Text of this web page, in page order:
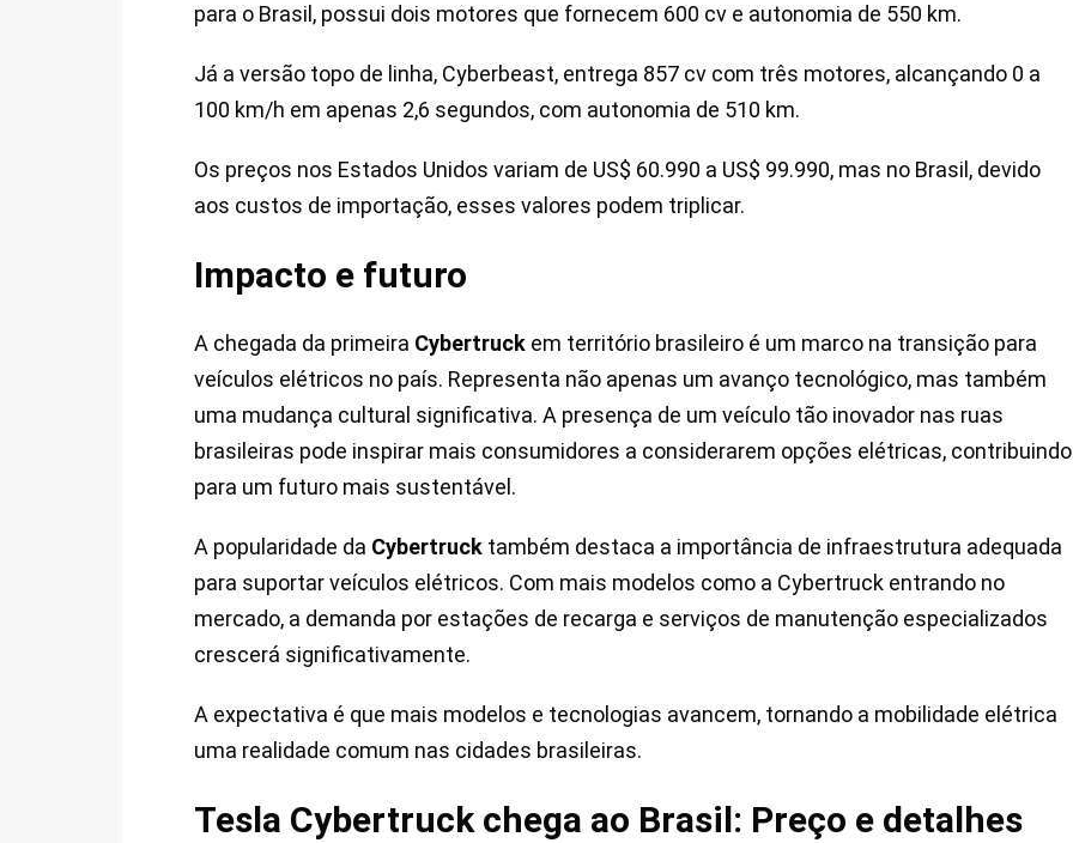
para o Brasil, possui dois motores que fornecem 600 cv e autonomia de 550 km.
Já a versão topo de linha, Cyberbeast, entrega 857 cv com três motores, alcançando 0 a
100 km/h em apenas 2,6 segundos, com autonomia de 510 km.
Os preços nos Estados Unidos variam de US$ 60.990 a US$ 99.990, mas no Brasil, devido
aos custos de importação, esses valores podem triplicar.
Impacto e futuro
A chegada da primeira Cybertruck em território brasileiro é um marco na transição para
veículos elétricos no país. Representa não apenas um avanço tecnológico, mas também
uma mudança cultural significativa. A presença de um veículo tão inovador nas ruas
brasileiras pode inspirar mais consumidores a considerarem opções elétricas, contribuindo
para um futuro mais sustentável.
A popularidade da Cybertruck também destaca a importância de infraestrutura adequada
para suportar veículos elétricos. Com mais modelos como a Cybertruck entrando no
mercado, a demanda por estações de recarga e serviços de manutenção especializados
crescerá significativamente.
A expectativa é que mais modelos e tecnologias avancem, tornando a mobilidade elétrica
uma realidade comum nas cidades brasileiras.
Tesla Cybertruck chega ao Brasil: Preço e detalhes